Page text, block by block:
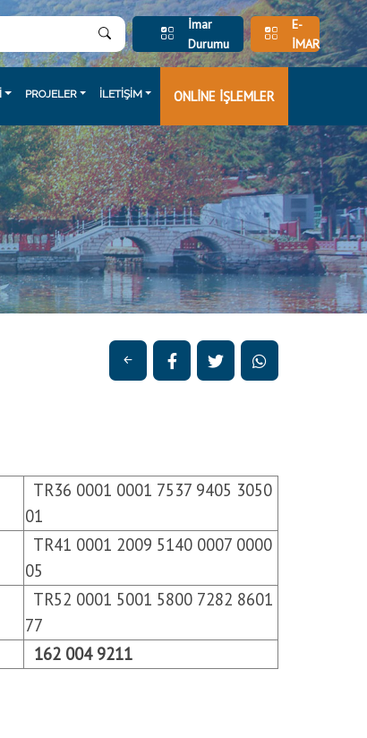
İmar
Durumu
E-
İMAR
PROJELER İLETİŞİM ONLİNE İŞLEMLER
TR36 0001 0001 7537 9405 3050
01
TR41 0001 2009 5140 0007 0000
05
TR52 0001 5001 5800 7282 8601
77
162 004 9211